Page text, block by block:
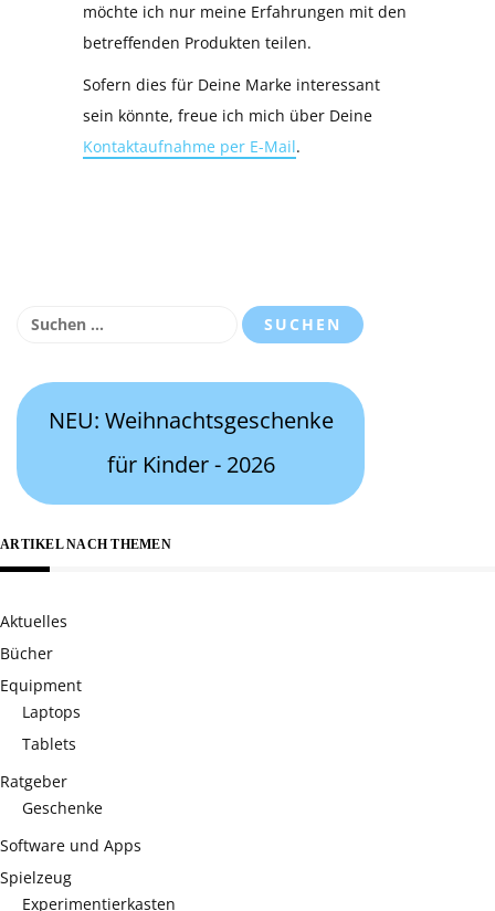
möchte ich nur meine Erfahrungen mit den
betreffenden Produkten teilen.
Sofern dies für Deine Marke interessant
sein könnte, freue ich mich über Deine
Kontaktaufnahme per E-Mail.
Suchen
NEU: Weihnachtsgeschenke
für Kinder - 2026
ARTIKEL NACH THEMEN
Aktuelles
Bücher
Equipment
Laptops
Tablets
Ratgeber
Geschenke
Software und Apps
Spielzeug
Experimentierkasten